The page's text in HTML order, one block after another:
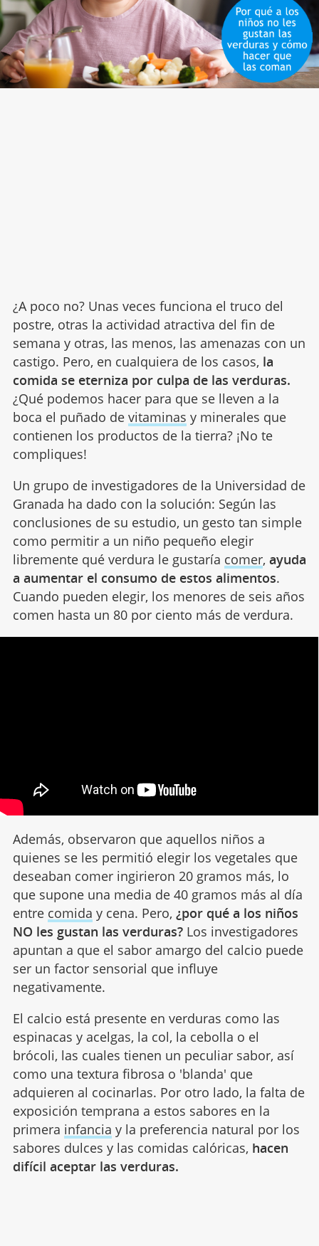
¿A poco no? Unas veces funciona el truco del
postre, otras la actividad atractiva del fin de
semana y otras, las menos, las amenazas con un
castigo. Pero, en cualquiera de los casos, la
comida se eterniza por culpa de las verduras.
¿Qué podemos hacer para que se lleven a la
boca el puñado de vitaminas y minerales que
contienen los productos de la tierra? ¡No te
compliques!
Un grupo de investigadores de la Universidad de
Granada ha dado con la solución: Según las
conclusiones de su estudio, un gesto tan simple
como permitir a un niño pequeño elegir
libremente qué verdura le gustaría comer, ayuda
a aumentar el consumo de estos alimentos.
Cuando pueden elegir, los menores de seis años
comen hasta un 80 por ciento más de verdura.
Además, observaron que aquellos niños a
quienes se les permitió elegir los vegetales que
deseaban comer ingirieron 20 gramos más, lo
que supone una media de 40 gramos más al día
entre comida y cena. Pero, ¿por qué a los niños
NO les gustan las verduras?Los investigadores
apuntan a que el sabor amargo del calcio puede
ser un factor sensorial que influye
negativamente.
El calcio está presente en verduras como las
espinacas y acelgas, la col, la cebolla o el
brócoli, las cuales tienen un peculiar sabor, así
como una textura fibrosa o 'blanda' que
adquieren al cocinarlas. Por otro lado, la falta de
exposición temprana a estos sabores en la
primera infancia y la preferencia natural por los
sabores dulces y las comidas calóricas, hacen
difícil aceptar las verduras.